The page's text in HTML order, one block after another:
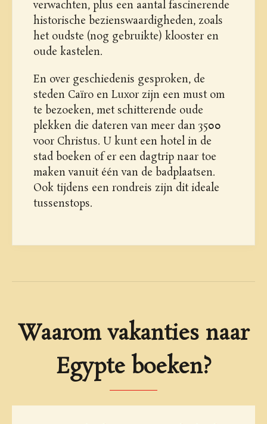
verwachten, plus een aantal fascinerende
historische bezienswaardigheden, zoals
het oudste (nog gebruikte) klooster en
oude kastelen.
En over geschiedenis gesproken, de
steden Caïro en Luxor zijn een must om
te bezoeken, met schitterende oude
plekken die dateren van meer dan 3500
voor Christus. U kunt een hotel in de
stad boeken of er een dagtrip naar toe
maken vanuit één van de badplaatsen.
Ook tijdens een rondreis zijn dit ideale
tussenstops.
Waarom vakanties naar
Egypte boeken?